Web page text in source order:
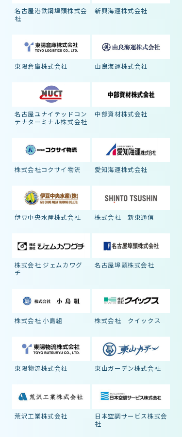
名古屋港鉄鋼埠頭株式会
社
新興海運株式会社
東陽倉庫株式会社 由良海運株式会社
名古屋ユナイテッドコン
テナターミナル株式会社
中部資材株式会社
株式会社コクサイ物流 愛知海運株式会社
伊豆中央水産株式会社 株式会社 新東通信
株式会社 ジェムカワグ
チ
名古屋埠頭株式会社
株式会社 小島組 株式会社 クイックス
東陽物流株式会社 東山ガーデン株式会社
荒沢工業株式会社
日本空調サービス株式会
社